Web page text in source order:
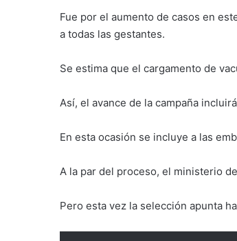
Fue por el aumento de casos en
a todas las gestantes.
Se estima que el cargamento de
Así, el avance de la campaña
En esta ocasión se incluye a las
A la par del proceso, el ministerio
Pero esta vez la selección apunta